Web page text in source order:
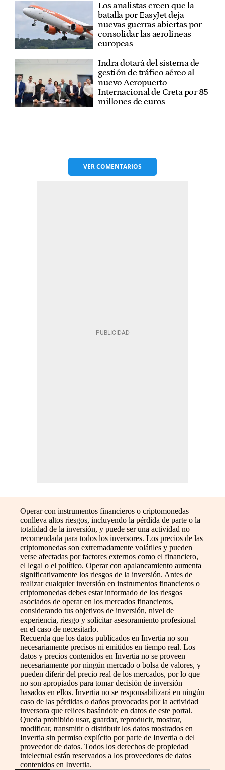
Los analistas creen que la
batalla por EasyJet deja
nuevas guerras abiertas por
consolidar las aerolíneas
europeas
Indra dotará del sistema de
gestión de tráfico aéreo al
nuevo Aeropuerto
Internacional de Creta por 85
millones de euros
VERCOMENTARIOS
Operar con instrumentos financieros o criptomonedas
conlleva altos riesgos, incluyendo la pérdida de parte o la
totalidad de la inversión, y puede ser una actividad no
recomendada para todos los inversores. Los precios de las
criptomonedas son extremadamente volátiles y pueden
verse afectadas por factores externos como el financiero,
el legal o el político. Operar con apalancamiento aumenta
significativamente los riesgos de la inversión. Antes de
realizar cualquier inversión en instrumentos financieros o
criptomonedas debes estar informado de los riesgos
asociados de operar en los mercados financieros,
considerando tus objetivos de inversión, nivel de
experiencia, riesgo y solicitar asesoramiento profesional
en el caso de necesitarlo.
Recuerda que los datos publicados en Invertia no son
necesariamente precisos ni emitidos en tiempo real. Los
datos y precios contenidos en Invertia no se proveen
necesariamente por ningún mercado o bolsa de valores, y
pueden diferir del precio real de los mercados, por lo que
no son apropiados para tomar decisión de inversión
basados en ellos. Invertia no se responsabilizará en ningún
caso de las pérdidas o daños provocadas por la actividad
inversora que relices basándote en datos de este portal.
Queda prohibido usar, guardar, reproducir, mostrar,
modificar, transmitir o distribuir los datos mostrados en
Invertia sin permiso explícito por parte de Invertia o del
proveedor de datos. Todos los derechos de propiedad
intelectual están reservados a los proveedores de datos
contenidos en Invertia.